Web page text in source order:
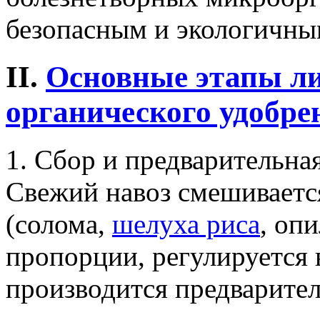
безопасным и
II. Основные этапы
органического
1. Сбор и
Свежий навоз
(солома, шелуха риса,
пропорции,
производится